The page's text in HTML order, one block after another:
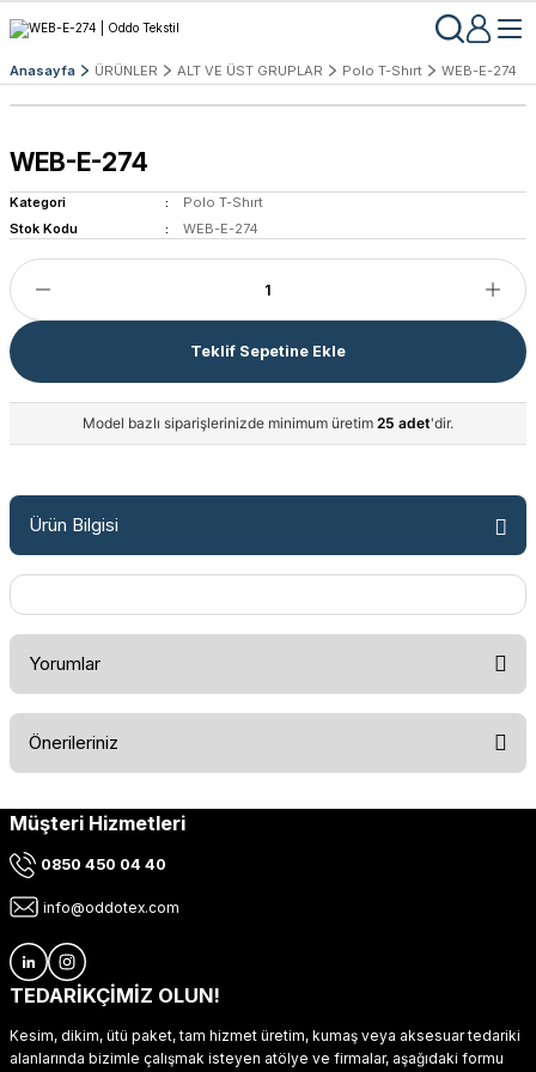
Anasayfa ÜRÜNLER ALT VE ÜST GRUPLAR Polo T-Shırt WEB-E-274
WEB-E-274
Kategori
Polo T-Shırt
Stok Kodu
WEB-E-274
Teklif Sepetine Ekle
Model bazlı siparişlerinizde minimum üretim 25 adet'dir.
Ürün Bilgisi
Yorumlar
Önerileriniz
Bu ürünün fiyat bilgisi, resim, ürün açıklamalarında ve diğer
kullanarak tarafımıza iletebilirsiniz.
Ürün resmi kalitesiz, bozuk veya görüntülenemiyor.
Ürün açıklamasında eksik bilgiler bulunuyor.
Ürün fiyatı diğer sitelerden daha pahalı.
Müşteri Hizmetleri
0850 450 04 40
info@oddotex.com
TEDARİKÇİMİZ OLUN!
Kesim, dikim, ütü paket, tam hizmet üretim, kumaş veya aksesuar tedariki
alanlarında bizimle çalışmak isteyen atölye ve firmalar, aşağıdaki formu